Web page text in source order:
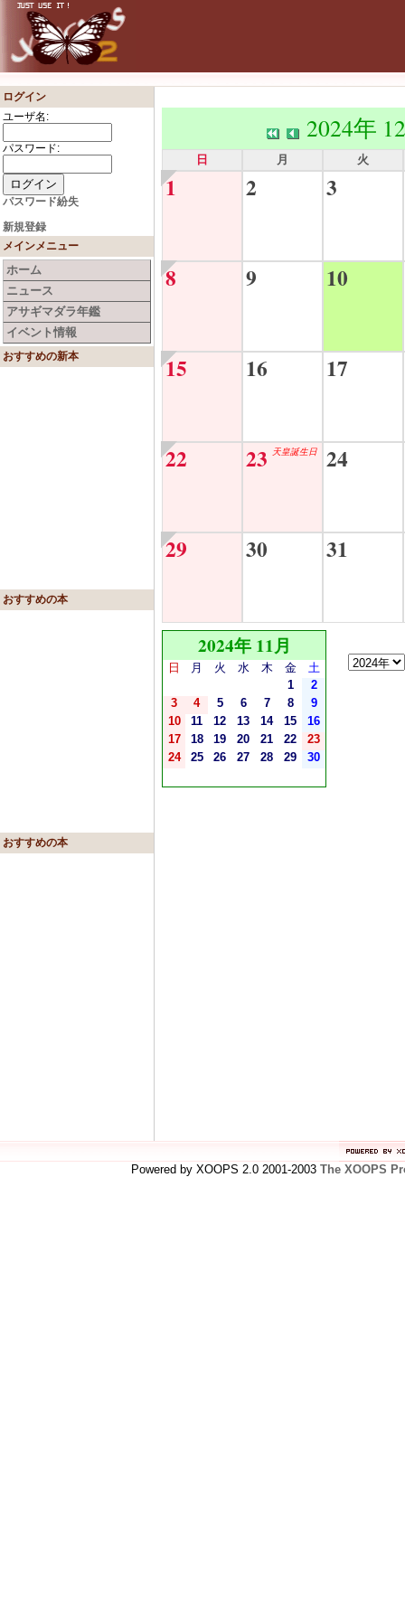
ログイン
ユーザ名:
パスワード:
パスワード紛失
新規登録
メインメニュー
ホーム
ニュース
アサギマダラ年鑑
イベント情報
おすすめの新本
おすすめの本
おすすめの本
2024年
日 月 火
1 2 3
8 9 10
15 16 17
22 23 天皇誕生日 24
29 30 31
2024年 11月
日 月 火 水 木 金
土
1
2
3
4 5 6 7 8
9
10
11 12 13 14 15
16
17
18 19 20 21 22
23
24
25 26 27 28 29 30
Powered by XOOPS 2.0 2001-2003 The XOOPS